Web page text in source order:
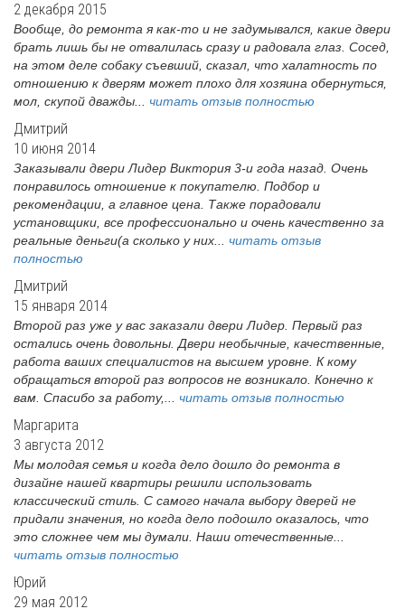
2 декабря 2015
Вообще, до ремонта я как-то и не задумывался, какие двери
брать лишь бы не отвалилась сразу и радовала глаз. Сосед,
на этом деле собаку съевший, сказал, что халатность по
отношению к дверям может плохо для хозяина обернуться,
мол, скупой дважды... читать отзыв полностью
Дмитрий
10 июня 2014
Заказывали двери Лидер Виктория 3-и года назад. Очень
понравилось отношение к покупателю. Подбор и
рекомендации, а главное цена. Также порадовали
установщики, все профессионально и очень качественно за
реальные деньги(а сколько у них... читать отзыв
полностью
Дмитрий
15 января 2014
Второй раз уже у вас заказали двери Лидер. Первый раз
остались очень довольны. Двери необычные, качественные,
работа ваших специалистов на высшем уровне. К кому
обращаться второй раз вопросов не возникало. Конечно к
вам. Спасибо за работу,... читать отзыв полностью
Маргарита
3 августа 2012
Мы молодая семья и когда дело дошло до ремонта в
дизайне нашей квартиры решили использовать
классический стиль. С самого начала выбору дверей не
придали значения, но когда дело подошло оказалось, что
это сложнее чем мы думали. Наши отечественные...
читать отзыв полностью
Юрий
29 мая 2012